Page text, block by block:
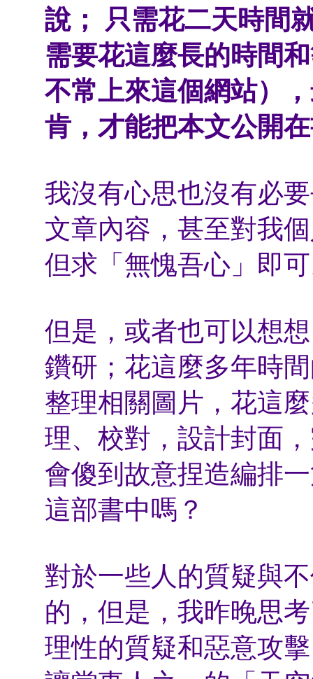
說； 只需花二天時間
需要花這麼長的時間
不常上來這個網站）
肯，才能把本文公開
我沒有心思也沒有必
文章內容，甚至對我
但求「無愧吾心」即
但是，或者也可以想
鑽研；花這麼多年時
整理相關圖片，花這
理、校對，設計封面
會傻到故意捏造編排
這部書中嗎？
對於一些人的質疑與
的，但是，我昨晚思
理性的質疑和惡意攻